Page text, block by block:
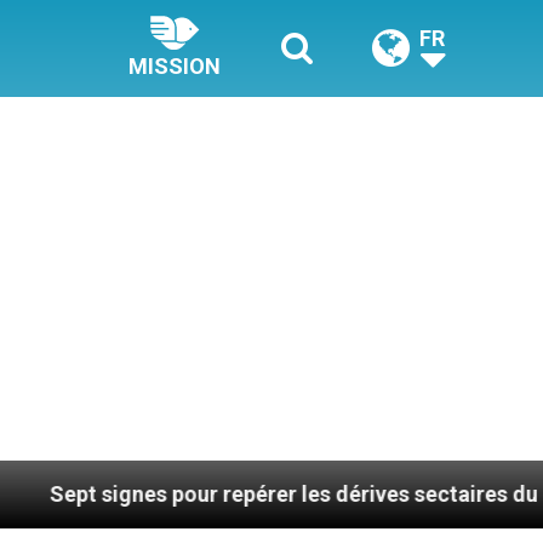
MISSION
FR
pour repérer les dérives sectaires du coaching